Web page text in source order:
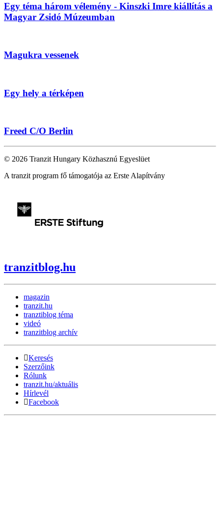
Egy téma három vélemény - Kinszki Imre kiállítás a
Magyar Zsidó Múzeumban
Magukra vessenek
Egy hely a térképen
Freed C/O Berlin
© 2026 Tranzit Hungary Közhasznú Egyeslüet
A tranzit program fő támogatója az Erste Alapítvány
tranzitblog.hu
magazin
tranzit.hu
tranztiblog téma
videó
tranzitblog archív
Keresés
Szerzőink
Rólunk
tranzit.hu/aktuális
Hírlevél
Facebook